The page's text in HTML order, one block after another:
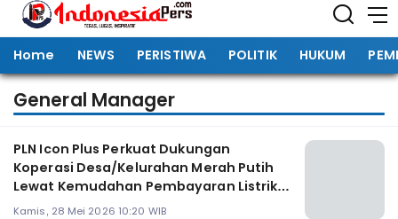
Home NEWS PERISTIWA POLITIK HUKUM
General Manager
PLN Icon Plus Perkuat Dukungan
Koperasi Desa/Kelurahan Merah Putih
Lewat Kemudahan Pembayaran Listrik
Masyarakat
Kamis, 28 Mei 2026 10:20 WIB